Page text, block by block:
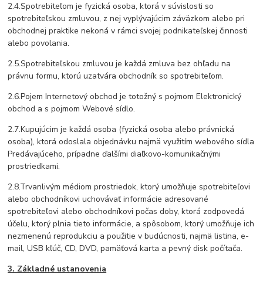
2.4.Spotrebiteľom je fyzická osoba, ktorá v súvislosti so
spotrebiteľskou zmluvou, z nej vyplývajúcim záväzkom alebo pri
obchodnej praktike nekoná v rámci svojej podnikateľskej činnosti
alebo povolania.
2.5.Spotrebiteľskou zmluvou je každá zmluva bez ohľadu na
právnu formu, ktorú uzatvára obchodník so spotrebiteľom.
2.6.Pojem Internetový obchod je totožný s pojmom Elektronický
obchod a s pojmom Webové sídlo.
2.7.Kupujúcim je každá osoba (fyzická osoba alebo právnická
osoba), ktorá odoslala objednávku najmä využitím webového sídla
Predávajúceho, prípadne ďalšími diaľkovo-komunikačnými
prostriedkami.
2.8.Trvanlivým médiom prostriedok, ktorý umožňuje spotrebiteľovi
alebo obchodníkovi uchovávať informácie adresované
spotrebiteľovi alebo obchodníkovi počas doby, ktorá zodpovedá
účelu, ktorý plnia tieto informácie, a spôsobom, ktorý umožňuje ich
nezmenenú reprodukciu a použitie v budúcnosti, najmä listina, e-
mail, USB kľúč, CD, DVD, pamäťová karta a pevný disk počítača.
3. Základné ustanovenia